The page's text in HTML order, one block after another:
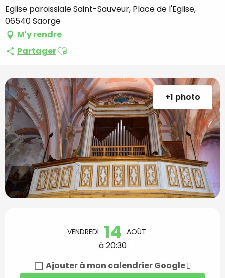
Eglise paroissiale Saint-Sauveur, Place de l'Eglise,
06540 Saorge
M'y rendre
PartagerAjouter aux favoris
+1 photo
Ouverture et
VENDREDI 14 AOÛT
à 20:30
Ajouter à mon calendrier Google